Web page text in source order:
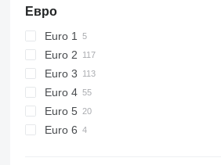
Евро
Euro 1
Euro 2
Euro 3
Euro 4
Euro 5
Euro 6